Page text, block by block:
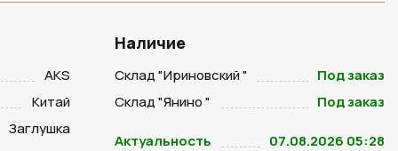
AKS
Китай
Заглушка
Наличие
Склад "Ириновский "
Под заказ
Склад "Янино "
Под заказ
Актуальность 07.08.2026 05:28